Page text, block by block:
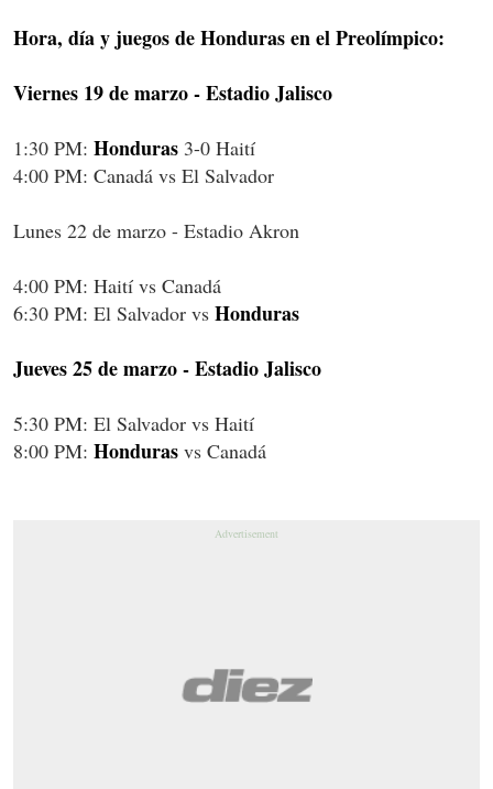
Hora, día y juegos de Honduras en el Preolímpico:
Viernes 19 de marzo - Estadio Jalisco
1:30 PM: Honduras 3-0 Haití
4:00 PM: Canadá vs El Salvador
Lunes 22 de marzo - Estadio Akron
4:00 PM: Haití vs Canadá
6:30 PM: El Salvador vs Honduras
Jueves 25 de marzo - Estadio Jalisco
5:30 PM: El Salvador vs Haití
8:00 PM: Honduras vs Canadá